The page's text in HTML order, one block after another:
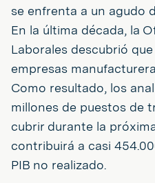
se enfrenta a un agudo
En la última década, la
Laborales descubrió
empresas
Como resultado, los
millones de puestos de
cubrir durante la
contribuirá a casi
PIB no realizado.